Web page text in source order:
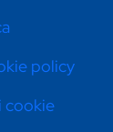
policy
cookie